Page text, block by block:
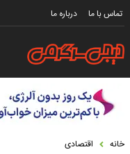
تماس با ما درباره ما
خانه اقتصادی